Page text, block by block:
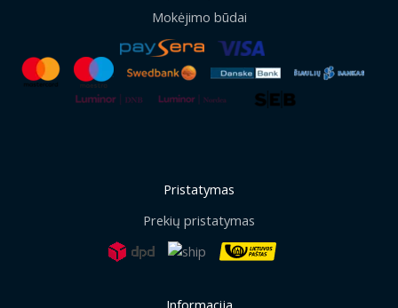
Mokėjimo būdai
Pristatymas
Prekių pristatymas
Informacija